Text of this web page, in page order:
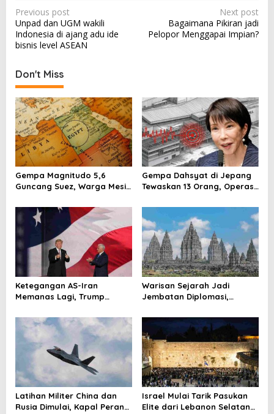
P
o
s
n
a
v
i
g
a
t
o
n
Previous post
Unpad dan UGM wakili
Indonesia di ajang adu ide
bisnis level ASEAN
Next post
Bagaimana Pikiran jadi
Pelopor Menggapai Impian?
Don't Miss
Gempa Magnitudo 5,6
Guncang Suez, Warga Mesir
Gempa Dahsyat di Jepang
Tewaskan 13 Orang, Operasi
Ketegangan AS-Iran
Memanas Lagi, Trump
Warisan Sejarah Jadi
Jembatan Diplomasi,
Konservasi Prambanan
Latihan Militer China dan
Rusia Dimulai, Kapal Perang
Israel Mulai Tarik Pasukan
Elite dari Lebanon Selatan